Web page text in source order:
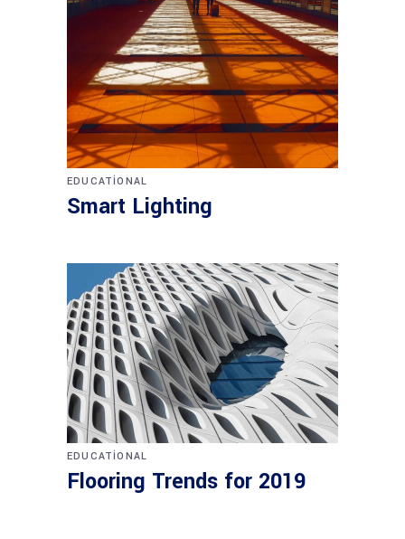
EDUCATIONAL
Smart Lighting
EDUCATIONAL
Flooring Trends for 2019